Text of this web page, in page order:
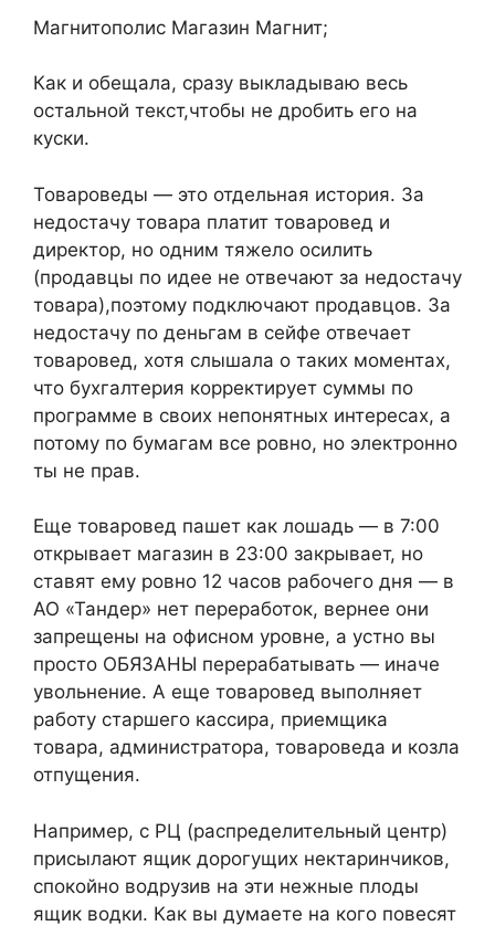
Магнитополис Магазин Магнит;
Как и обещала, сразу выкладываю весь
остальной текст,чтобы не дробить его на
куски.
Товароведы — это отдельная история. За
недостачу товара платит товаровед и
директор, но одним тяжело осилить
(продавцы по идее не отвечают за недостачу
товара),поэтому подключают продавцов. За
недостачу по деньгам в сейфе отвечает
товаровед, хотя слышала о таких моментах,
что бухгалтерия корректирует суммы по
программе в своих непонятных интересах, а
потому по бумагам все ровно, но электронно
ты не прав.
Еще товаровед пашет как лошадь — в 7:00
открывает магазин в 23:00 закрывает, но
ставят ему ровно 12 часов рабочего дня — в
АО «Тандер» нет переработок, вернее они
запрещены на офисном уровне, а устно вы
просто ОБЯЗАНЫ перерабатывать — иначе
увольнение. А еще товаровед выполняет
работу старшего кассира, приемщика
товара, администратора, товароведа и козла
отпущения.
Например, с РЦ (распределительный центр)
присылают ящик дорогущих нектаринчиков,
спокойно водрузив на эти нежные плоды
ящик водки. Как вы думаете на кого повесят